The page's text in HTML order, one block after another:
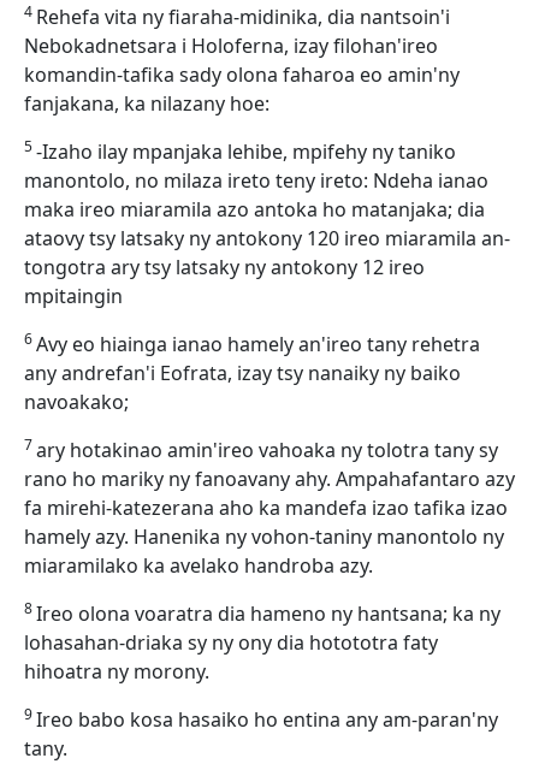
4 Rehefa vita ny fiaraha-midinika, dia nantsoin'i
Nebokadnetsara i Holoferna, izay filohan'ireo
komandin-tafika sady olona faharoa eo amin'ny
fanjakana, ka nilazany hoe:
5-Izaho ilay mpanjaka lehibe, mpifehy ny taniko
manontolo, no milaza ireto teny ireto: Ndeha ianao
maka ireo miaramila azo antoka ho matanjaka; dia
ataovy tsy latsaky ny antokony 120 ireo miaramila an-
tongotra ary tsy latsaky ny antokony 12 ireo
mpitaingin
6Avy eo hiainga ianao hamely an'ireo tany rehetra
any andrefan'i Eofrata, izay tsy nanaiky ny baiko
navoakako;
7ary hotakinao amin'ireo vahoaka ny tolotra tany sy
rano ho mariky ny fanoavany ahy. Ampahafantaro azy
fa mirehi-katezerana aho ka mandefa izao tafika izao
hamely azy. Hanenika ny vohon-taniny manontolo ny
miaramilako ka avelako handroba azy.
8Ireo olona voaratra dia hameno ny hantsana; ka ny
lohasahan-driaka sy ny ony dia hotototra faty
hihoatra ny morony.
9Ireo babo kosa hasaiko ho entina any am-paran'ny
tany.